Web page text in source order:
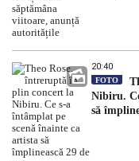
20:40
FOTO
Nibiru.
să